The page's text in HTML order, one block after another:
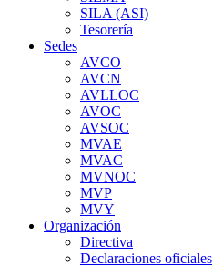
SILA (ASI)
Tesorería
Sedes
AVCO
AVCN
AVLLOC
AVOC
AVSOC
MVAE
MVAC
MVNOC
MVP
MVY
Organización
Directiva
Declaraciones oficiales